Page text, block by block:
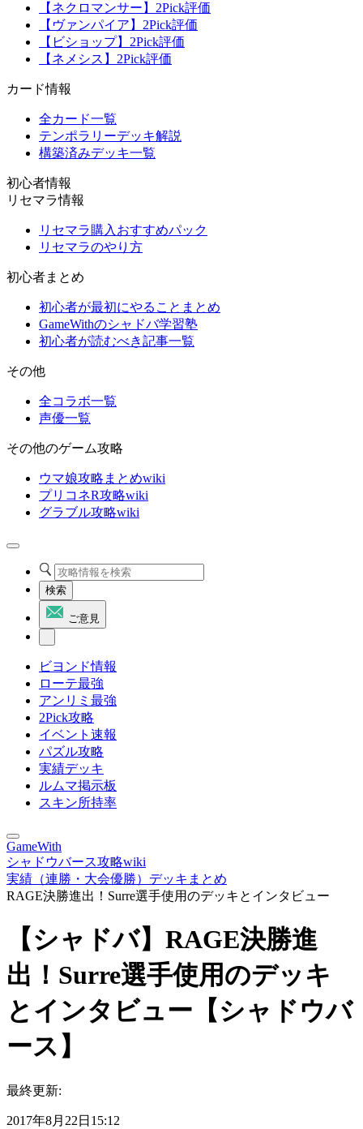
【ネクロマンサー】2Pick評価
【ヴァンパイア】2Pick評価
【ビショップ】2Pick評価
【ネメシス】2Pick評価
カード情報
全カード一覧
テンポラリーデッキ解説
構築済みデッキ一覧
初心者情報
リセマラ情報
リセマラ購入おすすめパック
リセマラのやり方
初心者まとめ
初心者が最初にやることまとめ
GameWithのシャドバ学習塾
初心者が読むべき記事一覧
その他
全コラボ一覧
声優一覧
その他のゲーム攻略
ウマ娘攻略まとめwiki
プリコネR攻略wiki
グラブル攻略wiki
検索
ご意見
ビヨンド情報
ローテ最強
アンリミ最強
2Pick攻略
イベント速報
パズル攻略
実績デッキ
ルムマ掲示板
スキン所持率
GameWith
シャドウバース攻略wiki
実績（連勝・大会優勝）デッキまとめ
RAGE決勝進出！Surre選手使用のデッキとインタビュー
【シャドバ】RAGE決勝進
出！Surre選手使用のデッキ
とインタビュー【シャドウバ
ース】
最終更新:
2017年8月22日15:12